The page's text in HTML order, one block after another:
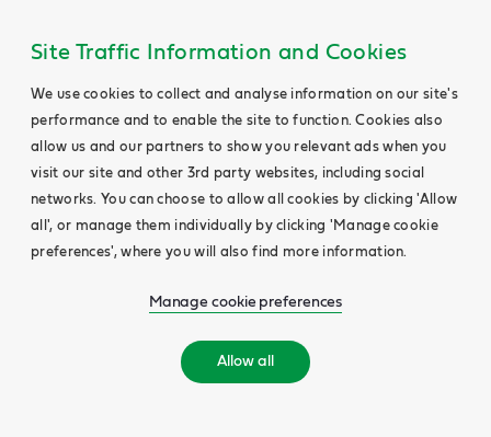
Site Traffic Information and Cookies
We use cookies to collect and analyse information on our site's
performance and to enable the site to function. Cookies also
allow us and our partners to show you relevant ads when you
visit our site and other 3rd party websites, including social
networks. You can choose to allow all cookies by clicking 'Allow
all', or manage them individually by clicking 'Manage cookie
preferences', where you will also find more information.
Manage cookie preferences
Allow all